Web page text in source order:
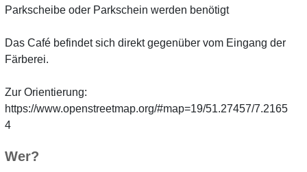
Parkscheibe oder Parkschein werden benötigt
Das Café befindet sich direkt gegenüber vom Eingang der
Färberei.
Zur Orientierung:
https://www.openstreetmap.org/#map=19/51.27457/7.2165
4
Wer?